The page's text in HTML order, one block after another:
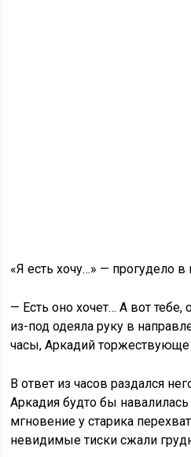
«Я есть хочу…» — прогудело в
— Есть оно хочет… А вот
из-под одеяла руку в
часы, Аркадий торжествующе
В ответ из часов раздался
Аркадия будто бы
мгновение у старика
невидимые тиски сжали